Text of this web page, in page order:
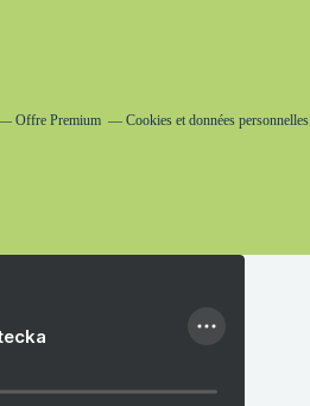
Offre Premium Cookies et données personnelles